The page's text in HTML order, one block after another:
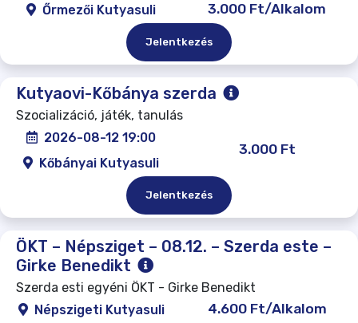
Őrmezői Kutyasuli
3.000 Ft/Alkalom
Jelentkezés
Kutyaovi-Kőbánya szerda
Szocializáció, játék, tanulás
2026-08-12 19:00
Kőbányai Kutyasuli
3.000 Ft
Jelentkezés
ÖKT – Népsziget – 08.12. – Szerda este –
Girke Benedikt
Szerda esti egyéni ÖKT - Girke Benedikt
Népszigeti Kutyasuli
4.600 Ft/Alkalom